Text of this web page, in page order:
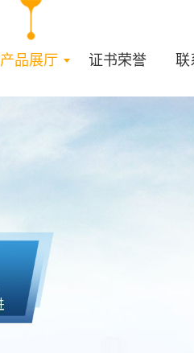
产品展厅 证书荣誉 联